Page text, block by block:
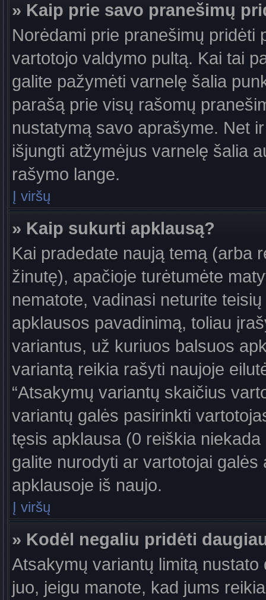
» Kaip prie savo pranešimų
Norėdami prie pranešimų pridėti
vartotojo valdymo pultą. Kai tai
galite pažymėti varnelę šalia
parašą prie visų rašomų
nustatymą savo aprašyme. Net
išjungti atžymėjus varnelę šalia
rašymo lange.
Į viršų
» Kaip sukurti apklausą?
Kai pradedate naują temą (arba
žinutę), apačioje turėtumėte
nematote, vadinasi neturite
apklausos pavadinimą, toliau
variantus, už kuriuos balsuos
variantą reikia rašyti naujoje
“Atsakymų variantų skaičius
variantų galės pasirinkti
tęsis apklausa (0 reiškia
galite nurodyti ar vartotojai
apklausoje iš naujo.
Į viršų
» Kodėl negaliu pridėti
Atsakymų variantų limitą
juo, jeigu manote, kad jums